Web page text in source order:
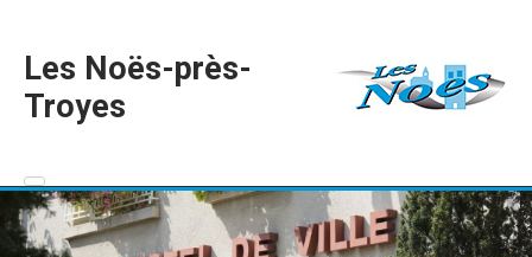
Les Noës-près-
Troyes